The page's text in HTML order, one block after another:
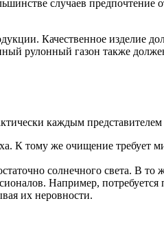
случаев предпочтение
Качественное изделие
рулонный газон также
каждым представителем
К тому же очищение требует
солнечного света. В то
Например, потребуется
их неровности.